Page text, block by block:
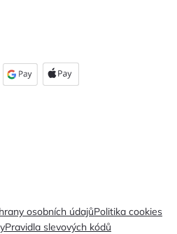
osobních údajůPolitika cookies
Pravidla slevových kódů